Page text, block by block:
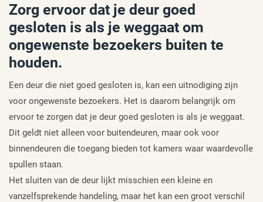
Zorg ervoor dat je deur goed
gesloten is als je weggaat om
ongewenste bezoekers buiten te
houden.
Een deur die niet goed gesloten is, kan een uitnodiging zijn
voor ongewenste bezoekers. Het is daarom belangrijk om
ervoor te zorgen dat je deur goed gesloten is als je weggaat.
Dit geldt niet alleen voor buitendeuren, maar ook voor
binnendeuren die toegang bieden tot kamers waar waardevolle
spullen staan.
Het sluiten van de deur lijkt misschien een kleine en
vanzelfsprekende handeling, maar het kan een groot verschil